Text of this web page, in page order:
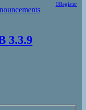
Register
3.3.9